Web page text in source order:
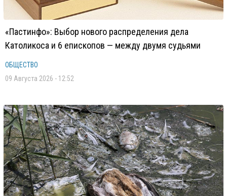
«Пастинфо»: Выбор нового распределения дела
Католикоса и 6 епископов — между двумя судьями
ОБЩЕСТВО
09 Августа 2026 - 12:52